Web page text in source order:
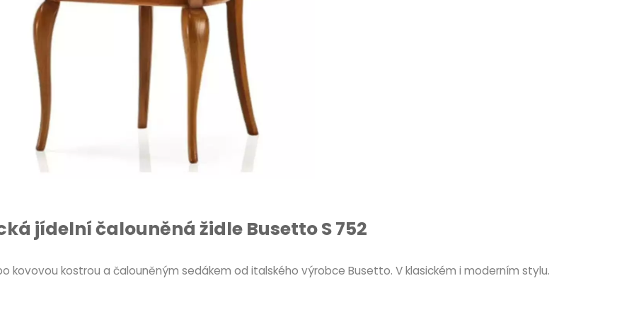
jídelní čalouněná židle Busetto S 752
kovovou kostrou a čalouněným sedákem od italského výrobce Busetto. V klasickém i moderním stylu.